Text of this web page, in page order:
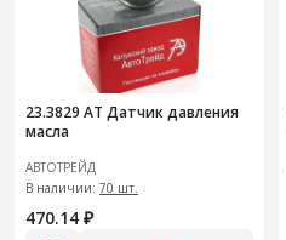
23.3829 АТ Датчик давления
масла
АВТОТРЕЙД
В наличии: 70 шт.
470.14 ₽